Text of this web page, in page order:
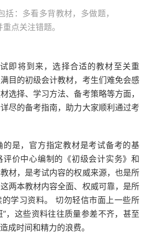
括：多看多背教材，多做题，
点关注错题。
即将到来，选择合适的教材至关重
目的初级会计教材，考生们难免会感
选择、学习方法、备考策略等方面，
尽的备考指南，助力大家顺利通过考
是，官方指定教材是考试备考的基
价中心编制的《初级会计实务》和
材，是考试内容的权威来源，也是所
两本教材内容全面、权威可靠，是所
学习资料。 切勿轻信市面上一些所
”，这些资料往往质量参差不齐，甚至
成时间和精力的浪费。